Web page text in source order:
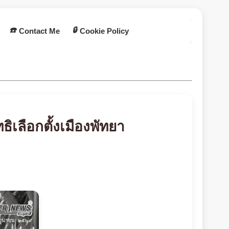
☎️ Contact Me 🔒 Cookie Policy
เลือกตั้งเมืองพัทยา